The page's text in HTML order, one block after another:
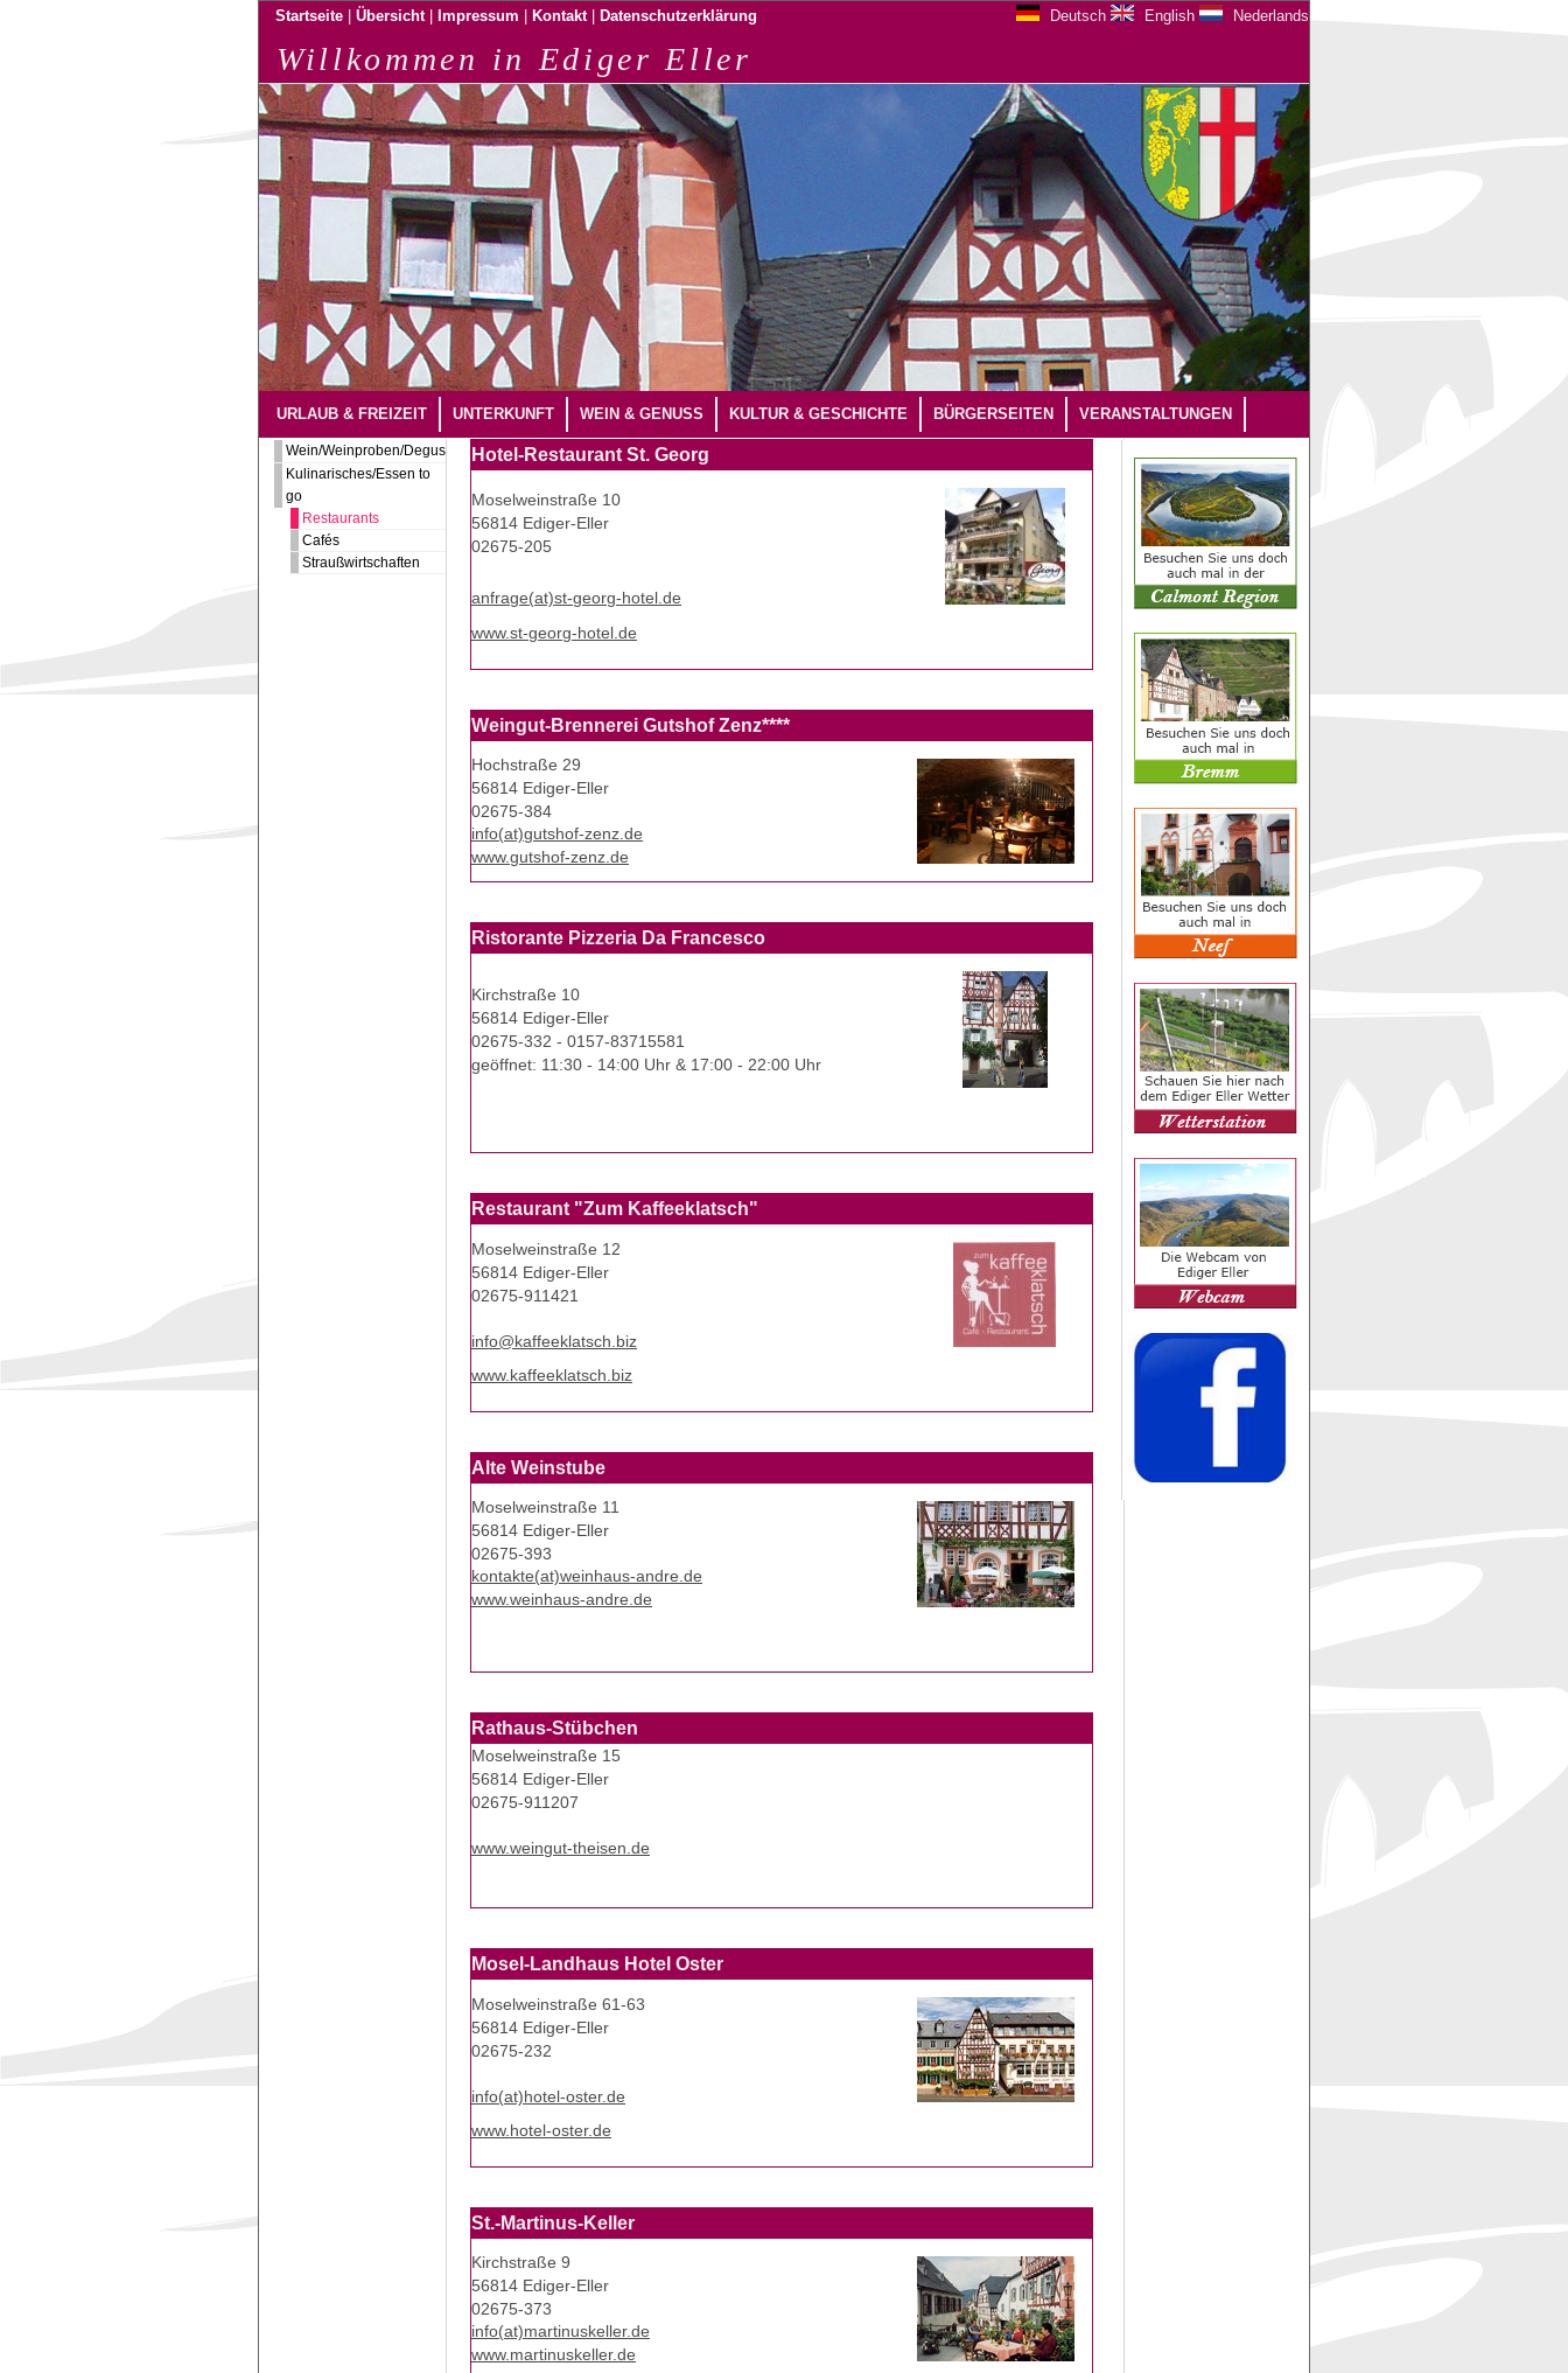
Deutsch English Nederlands
Startseite Übersicht Impressum Kontakt Datenschutzerklärung
Willkommen in Ediger Eller
URLAUB & FREIZEIT UNTERKUNFT WEIN & GENUSS KULTUR & GESCHICHTE BÜRGERSEITEN VERANSTALTUNGEN
Wein/Weinproben/Degustation
Kulinarisches/Essen to
go
Restaurants
Cafés
Straußwirtschaften
Hotel-Restaurant St. Georg
Moselweinstraße 10
56814 Ediger-Eller
02675-205
anfrage(at)st-georg-hotel.de
www.st-georg-hotel.de
Weingut-Brennerei Gutshof Zenz****
Hochstraße 29
56814 Ediger-Eller
02675-384
info(at)gutshof-zenz.de
www.gutshof-zenz.de
Ristorante Pizzeria Da Francesco
Kirchstraße 10
56814 Ediger-Eller
02675-332 - 0157-83715581
geöffnet: 11:30 - 14:00 Uhr & 17:00 - 22:00 Uhr
Restaurant "Zum Kaffeeklatsch"
Moselweinstraße 12
56814 Ediger-Eller
02675-911421
info@kaffeeklatsch.biz
www.kaffeeklatsch.biz
Alte Weinstube
Moselweinstraße 11
56814 Ediger-Eller
02675-393
kontakte(at)weinhaus-andre.de
www.weinhaus-andre.de
Rathaus-Stübchen
Moselweinstraße 15
56814 Ediger-Eller
02675-911207
www.weingut-theisen.de
Mosel-Landhaus Hotel Oster
Moselweinstraße 61-63
56814 Ediger-Eller
02675-232
info(at)hotel-oster.de
www.hotel-oster.de
St.-Martinus-Keller
Kirchstraße 9
56814 Ediger-Eller
02675-373
info(at)martinuskeller.de
www.martinuskeller.de